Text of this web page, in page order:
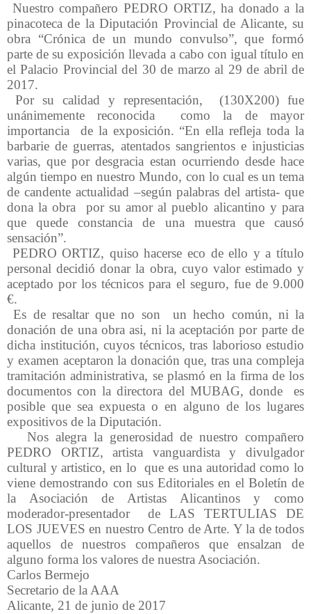
Nuestro compañero PEDRO ORTIZ, ha donado a la
pinacoteca de la Diputación Provincial de Alicante, su
obra “Crónica de un mundo convulso”, que formó
parte de su exposición llevada a cabo con igual título en
el Palacio Provincial del 30 de marzo al 29 de abril de
2017.
Por su calidad y representación, (130X200) fue
unánimemente reconocida como la de mayor
importancia de la exposición. “En ella refleja toda la
barbarie de guerras, atentados sangrientos e injusticias
varias, que por desgracia estan ocurriendo desde hace
algún tiempo en nuestro Mundo, con lo cual es un tema
de candente actualidad –según palabras del artista- que
dona la obra por su amor al pueblo alicantino y para
que quede constancia de una muestra que causó
sensación”.
PEDRO ORTIZ, quiso hacerse eco de ello y a título
personal decidió donar la obra, cuyo valor estimado y
aceptado por los técnicos para el seguro, fue de 9.000
€.
Es de resaltar que no son un hecho común, ni la
donación de una obra asi, ni la aceptación por parte de
dicha institución, cuyos técnicos, tras laborioso estudio
y examen aceptaron la donación que, tras una compleja
tramitación administrativa, se plasmó en la firma de los
documentos con la directora del MUBAG, donde es
posible que sea expuesta o en alguno de los lugares
expositivos de la Diputación.
Nos alegra la generosidad de nuestro compañero
PEDRO ORTIZ, artista vanguardista y divulgador
cultural y artistico, en lo que es una autoridad como lo
viene demostrando con sus Editoriales en el Boletín de
la Asociación de Artistas Alicantinos y como
moderador-presentador de LAS TERTULIAS DE
LOS JUEVES en nuestro Centro de Arte. Y la de todos
aquellos de nuestros compañeros que ensalzan de
alguno forma los valores de nuestra Asociación.
Carlos Bermejo
Secretario de la AAA
Alicante, 21 de junio de 2017